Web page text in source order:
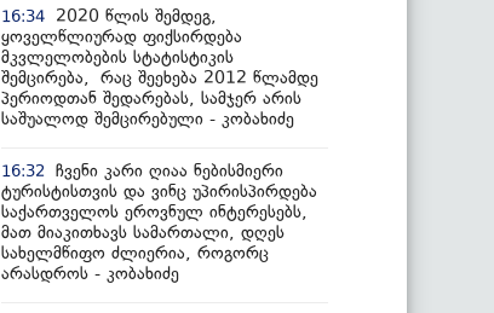
16:34
2020 წლის შემდეგ,
ყოველწლიურად ფიქსირდება
მკვლელობების სტატისტიკის
შემცირება, რაც შეეხება 2012 წლამდე
პერიოდთან შედარებას, სამჯერ არის
საშუალოდ შემცირებული - კობახიძე
16:32
ჩვენი კარი ღიაა ნებისმიერი
ტურისტისთვის და ვინც უპირისპირდება
საქართველოს ეროვნულ ინტერესებს,
მათ მიაკითხავს სამართალი, დღეს
სახელმწიფო ძლიერია, როგორც
არასდროს - კობახიძე